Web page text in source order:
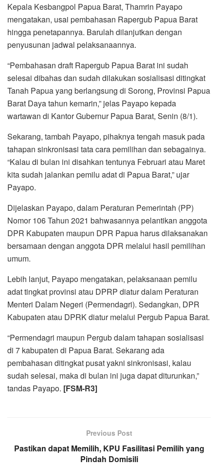
Kepala Kesbangpol Papua Barat, Thamrin Payapo
mengatakan, usai pembahasan Rapergub Papua Barat
hingga penetapannya. Barulah dilanjutkan dengan
penyusunan jadwal pelaksanaannya.
“Pembahasan draft Rapergub Papua Barat ini sudah
selesai dibahas dan sudah dilakukan sosialisasi ditingkat
Tanah Papua yang berlangsung di Sorong, Provinsi Papua
Barat Daya tahun kemarin,” jelas Payapo kepada
wartawan di Kantor Gubernur Papua Barat, Senin (8/1).
Sekarang, tambah Payapo, pihaknya tengah masuk pada
tahapan sinkronisasi tata cara pemilihan dan sebagainya.
“Kalau di bulan ini disahkan tentunya Februari atau Maret
kita sudah jalankan pemilu adat di Papua Barat,” ujar
Payapo.
Dijelaskan Payapo, dalam Peraturan Pemerintah (PP)
Nomor 106 Tahun 2021 bahwasannya pelantikan anggota
DPR Kabupaten maupun DPR Papua harus dilaksanakan
bersamaan dengan anggota DPR melalui hasil pemilihan
umum.
Lebih lanjut, Payapo mengatakan, pelaksanaan pemilu
adat tingkat provinsi atau DPRP diatur dalam Peraturan
Menteri Dalam Negeri (Permendagri). Sedangkan, DPR
Kabupaten atau DPRK diatur melalui Pergub Papua Barat.
“Permendagri maupun Pergub dalam tahapan sosialisasi
di 7 kabupaten di Papua Barat. Sekarang ada
pembahasan ditingkat pusat yakni sinkronisasi, kalau
sudah selesai, maka di bulan ini juga dapat diturunkan,”
tandas Payapo. [FSM-R3]
Previous Post
Pastikan dapat Memilih, KPU Fasilitasi Pemilih yang
Pindah Domisili